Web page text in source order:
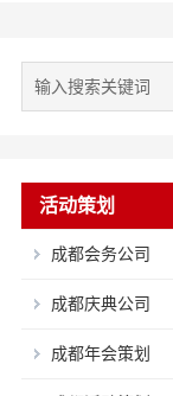
活动策划
成都会务公司
成都庆典公司
成都年会策划